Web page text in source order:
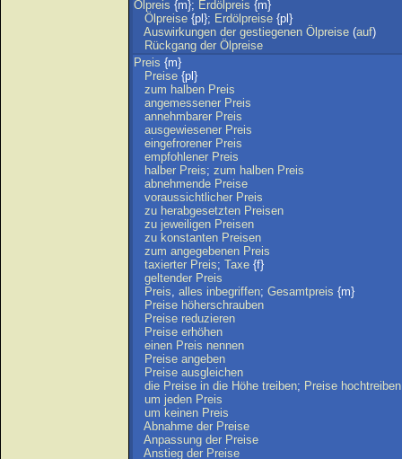
Ölpreis {m}; Erdölpreis {m}
Ölpreise {pl}; Erdölpreise {pl}
Auswirkungen der gestiegenen Ölpreise (auf)
Rückgang der Ölpreise
Preis {m}
Preise {pl}
zum halben Preis
angemessener Preis
annehmbarer Preis
ausgewiesener Preis
eingefrorener Preis
empfohlener Preis
halber Preis; zum halben Preis
abnehmende Preise
voraussichtlicher Preis
zu herabgesetzten Preisen
zu jeweiligen Preisen
zu konstanten Preisen
zum angegebenen Preis
taxierter Preis; Taxe {f}
geltender Preis
Preis, alles inbegriffen; Gesamtpreis {m}
Preise höherschrauben
Preise reduzieren
Preise erhöhen
einen Preis nennen
Preise angeben
Preise ausgleichen
die Preise in die Höhe treiben; Preise hochtreiben
um jeden Preis
um keinen Preis
Abnahme der Preise
Anpassung der Preise
Anstieg der Preise